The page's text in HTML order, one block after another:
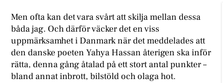
Men ofta kan det vara svårt att skilja mellan dessa
båda jag. Och därför väcker det en viss
uppmärksamhet i Danmark när det meddelades att
den danske poeten Yahya Hassan återigen ska inför
rätta, denna gång åtalad på ett stort antal punkter –
bland annat inbrott, bilstöld och olaga hot.